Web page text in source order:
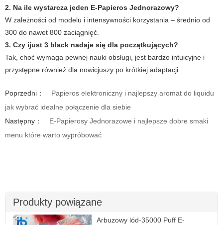
2. Na ile wystarcza jeden E-Papieros Jednorazowy?
W zależności od modelu i intensywności korzystania – średnio od
300 do nawet 800 zaciągnięć.
3. Czy ijust 3 black nadaje się dla początkujących?
Tak, choć wymaga pewnej nauki obsługi, jest bardzo intuicyjne i
przystępne również dla nowicjuszy po krótkiej adaptacji.
Poprzedni：
Papieros elektroniczny i najlepszy aromat do liquidu
jak wybrać idealne połączenie dla siebie
Następny：
E-Papierosy Jednorazowe i najlepsze dobre smaki
menu które warto wypróbować
Produkty powiązane
Arbuzowy lód-35000 Puff E-